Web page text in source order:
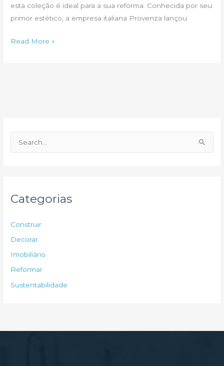
esta coleção é ideal para a sua reforma. Conhecida por seu
primor estético, a empresa italiana Provenza lançou
W-
derrubar
uma
Read More »
e
p
o
r
Categorias
Construir
Decorar
Imobiliário
Reformar
Sustentabilidade